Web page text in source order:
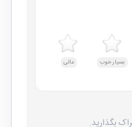
بسیار خوب عالی
بگذارید.